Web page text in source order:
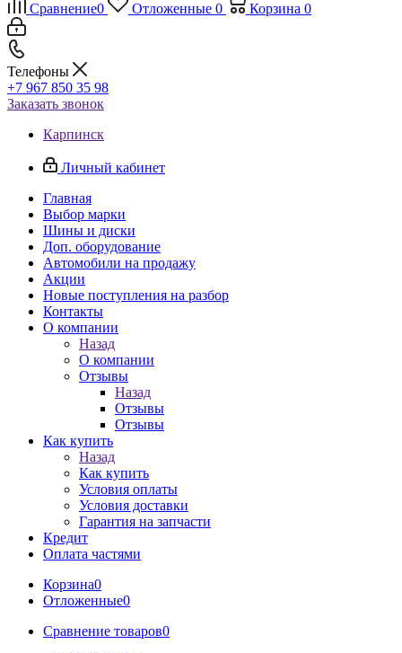
Сравнение0 Отложенные 0 Корзина 0
Телефоны
+7 967 850 35 98
Заказать звонок
Карпинск
Личный кабинет
Главная
Выбор марки
Шины и диски
Доп. оборудование
Автомобили на продажу
Акции
Новые поступления на разбор
Контакты
О компании
Назад
О компании
Отзывы
Назад
Отзывы
Отзывы
Как купить
Назад
Как купить
Условия оплаты
Условия доставки
Гарантия на запчасти
Кредит
Оплата частями
Корзина0
Отложенные0
Сравнение товаров0